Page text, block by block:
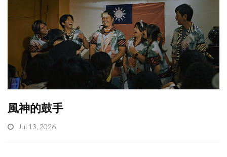
風神的鼓手
Jul 13, 2026